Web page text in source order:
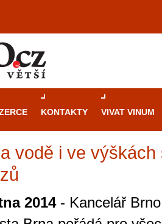
KONTAKTY VIVAT VINUM
vodě i ve
2014- Kancelář
Průvodce
Brno je